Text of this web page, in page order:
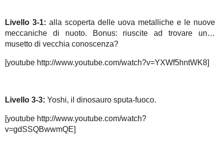
Livello 3-1: alla scoperta delle uova metalliche e le nuove
meccaniche di nuoto. Bonus: riuscite ad trovare un…
musetto di vecchia conoscenza?
[youtube http://www.youtube.com/watch?v=YXWf5hntWK8]
Livello 3-3: Yoshi, il dinosauro sputa-fuoco.
[youtube http://www.youtube.com/watch?
v=gdSSQBwwmQE]